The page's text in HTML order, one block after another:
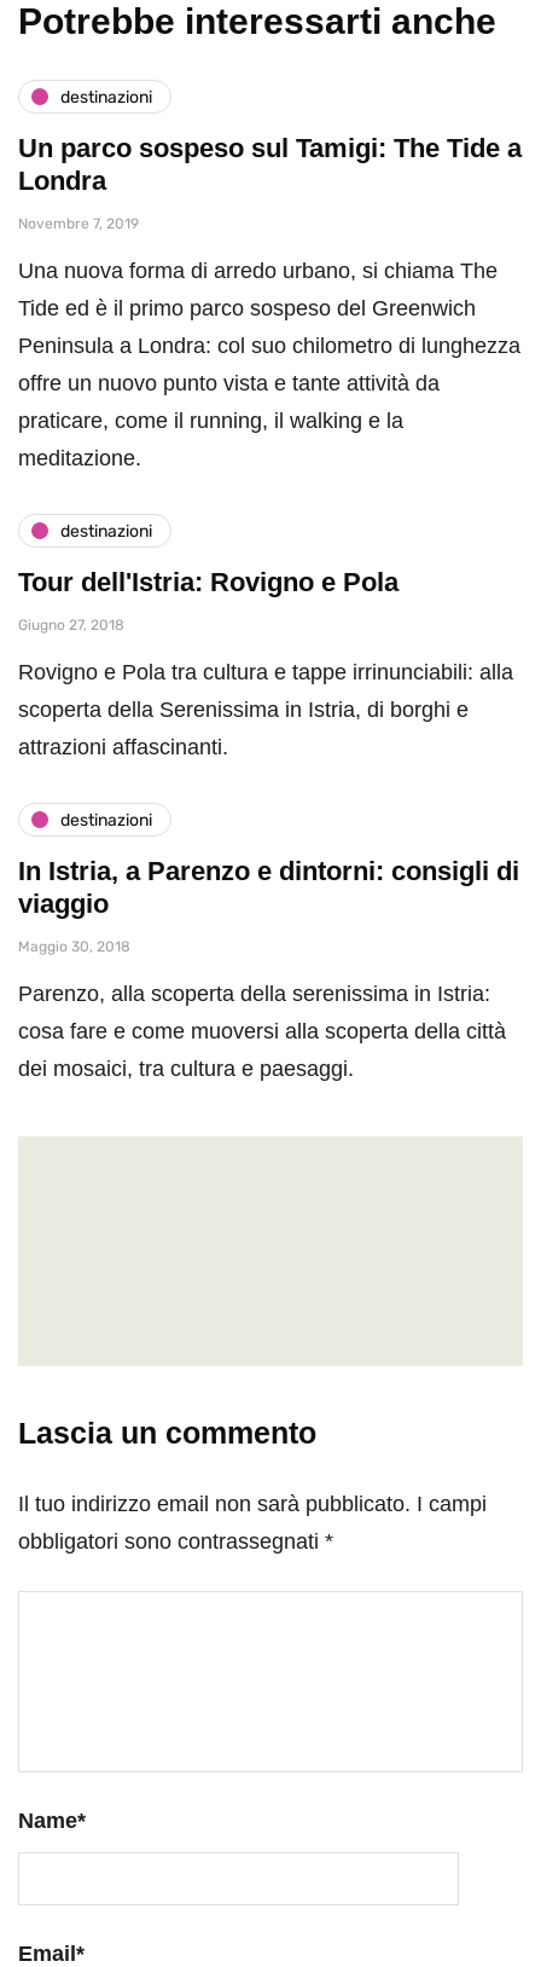
Potrebbe interessarti anche
destinazioni
Un parco sospeso sul Tamigi: The Tide a
Londra
Novembre 7, 2019
Una nuova forma di arredo urbano, si chiama The
Tide ed è il primo parco sospeso del Greenwich
Peninsula a Londra: col suo chilometro di lunghezza
offre un nuovo punto vista e tante attività da
praticare, come il running, il walking e la
meditazione.
destinazioni
Tour dell'Istria: Rovigno e Pola
Giugno 27, 2018
Rovigno e Pola tra cultura e tappe irrinunciabili: alla
scoperta della Serenissima in Istria, di borghi e
attrazioni affascinanti.
destinazioni
In Istria, a Parenzo e dintorni: consigli di
viaggio
Maggio 30, 2018
Parenzo, alla scoperta della serenissima in Istria:
cosa fare e come muoversi alla scoperta della città
dei mosaici, tra cultura e paesaggi.
Lascia un commento
Il tuo indirizzo email non sarà pubblicato. I campi
obbligatori sono contrassegnati *
Name*
Email *